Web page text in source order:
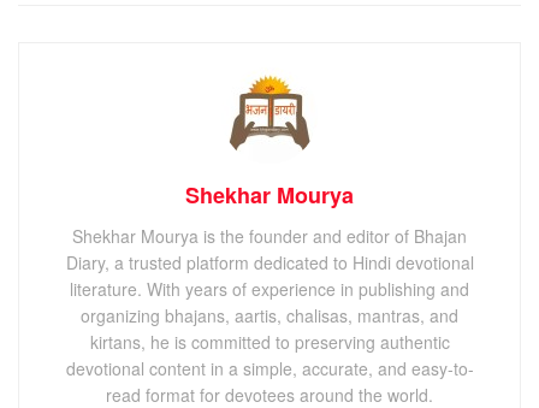
Shekhar Mourya
Shekhar Mourya is the founder and editor of Bhajan
Diary, a trusted platform dedicated to Hindi devotional
literature. With years of experience in publishing and
organizing bhajans, aartis, chalisas, mantras, and
kirtans, he is committed to preserving authentic
devotional content in a simple, accurate, and easy-to-
read format for devotees around the world.